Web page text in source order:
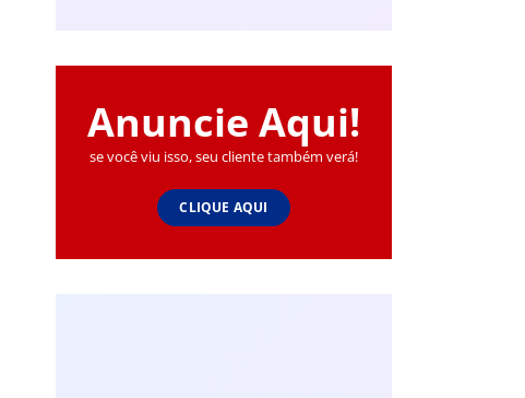
Anuncie Aqui!
se você viu isso, seu cliente também verá!
CLIQUE AQUI